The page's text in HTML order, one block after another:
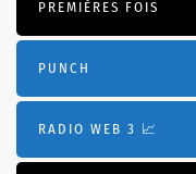
PREMIÈRES FOIS
PUNCH
RADIO WEB 3 📈